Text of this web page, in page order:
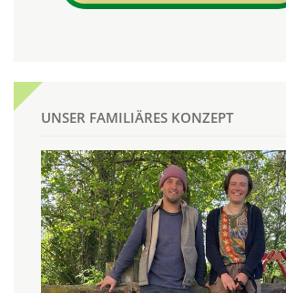
UNSER FAMILIÄRES KONZEPT